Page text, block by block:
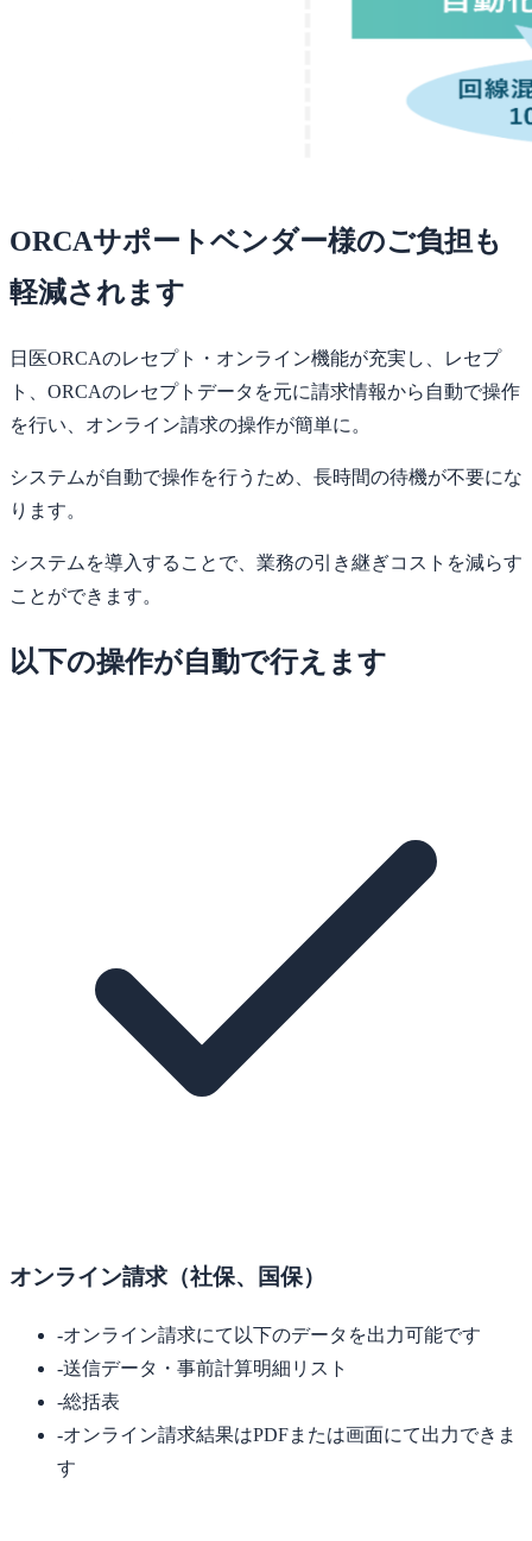
ORCAサポートベンダー様のご負担も
軽減されます
日医ORCAのレセプト・オンライン機能が充実し、レセプ
ト、ORCAのレセプトデータを元に請求情報から自動で操作
を行い、オンライン請求の操作が簡単に。
システムが自動で操作を行うため、長時間の待機が不要にな
ります。
システムを導入することで、業務の引き継ぎコストを減らす
ことができます。
以下の操作が自動で行えます
オンライン請求（社保、国保）
-オンライン請求にて以下のデータを出力可能です
-送信データ・事前計算明細リスト
-総括表
-オンライン請求結果はPDFまたは画面にて出力できま
す